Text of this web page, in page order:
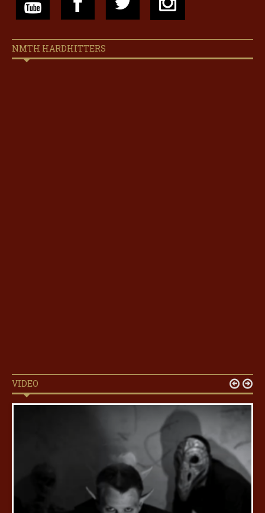
NMTH HARDHITTERS
VIDEO  